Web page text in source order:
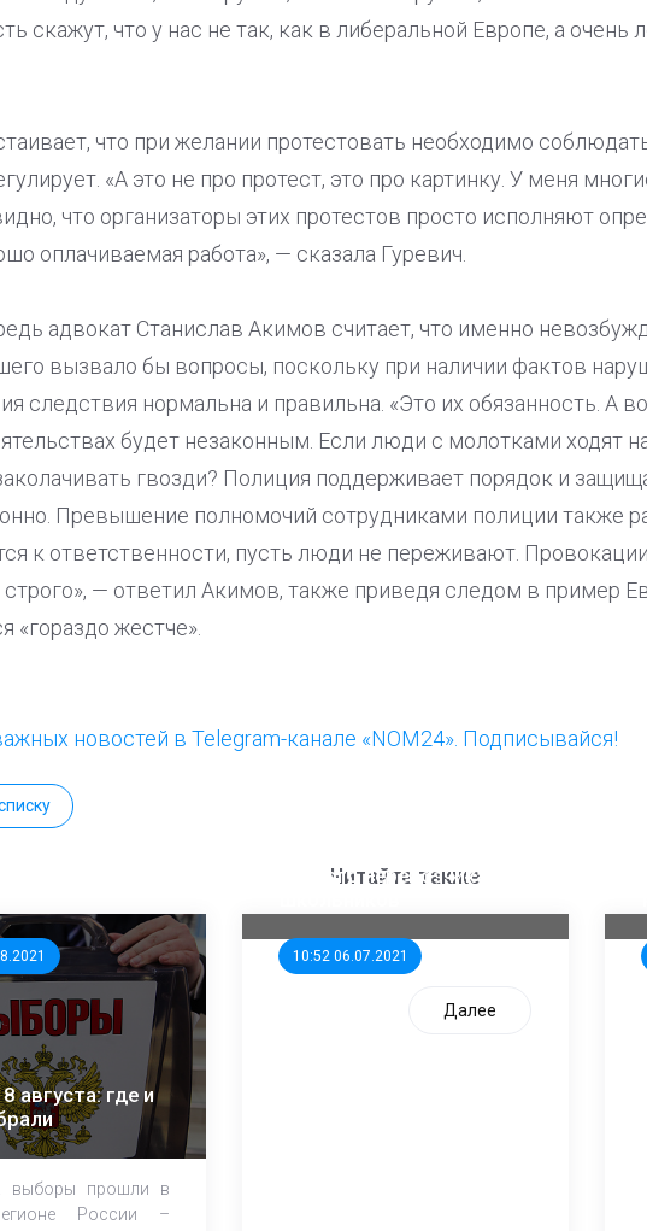
скажут, что у нас не так, как в либеральной Европе, а очень
что при желании протестовать необходимо
«А это не про протест, это про картинку. У меня
что организаторы этих протестов просто исполняют
оплачиваемая работа», — сказала Гуревич.
адвокат Станислав Акимов считает, что именно
вызвало бы вопросы, поскольку при наличии фактов
следствия нормальна и правильна. «Это их обязанность. А
будет незаконным. Если люди с молотками ходят
гвозди? Полиция поддерживает порядок и
Превышение полномочий сотрудниками полиции также
к ответственности, пусть люди не переживают.
— ответил Акимов, также приведя следом в пример
«гораздо жестче».
новостей в Telegram-канале «NOM24». Подписывайся!
Читайте также
августа: где и
выборы прошли в
России –
10:52 06.07.2021
единого перевозчика для
Далее